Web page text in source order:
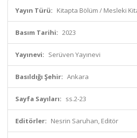
Yayın Türü: Kitapta Bölüm / Mesleki
Basım Tarihi: 2023
Yayınevi: Serüven Yayınevi
Basıldığı Şehir: Ankara
Sayfa Sayıları: ss.2-23
Editörler: Nesrin Saruhan, Editör